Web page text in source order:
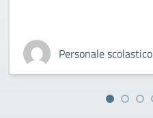
Personale scolastico